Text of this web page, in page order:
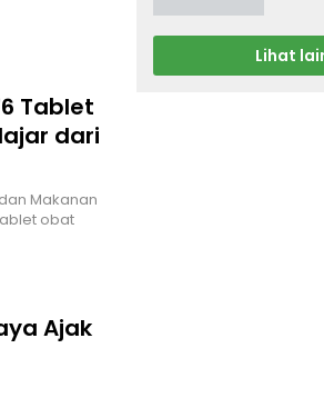
Tablet
dari
dan Makanan
obat
Ajak
Lihat